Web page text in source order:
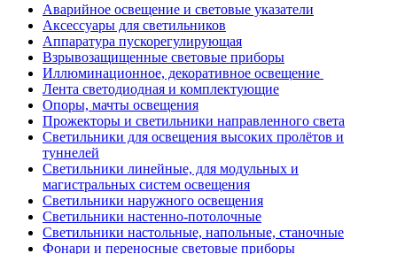
Аварийное освещение и световые указатели
Аксессуары для светильников
Аппаратура пускорегулирующая
Взрывозащищенные световые приборы
Иллюминационное, декоративное освещение
Лента светодиодная и комплектующие
Опоры, мачты освещения
Прожекторы и светильники направленного света
Светильники для освещения высоких пролётов и
туннелей
Светильники линейные, для модульных и
магистральных систем освещения
Светильники наружного освещения
Светильники настенно-потолочные
Светильники настольные, напольные, станочные
Фонари и переносные световые приборы